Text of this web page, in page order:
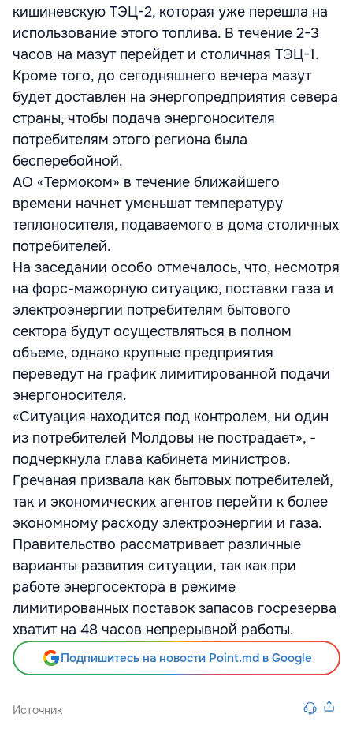
кишиневскую ТЭЦ-2, которая уже перешла на
использование этого топлива. В течение 2-3
часов на мазут перейдет и столичная ТЭЦ-1.
Кроме того, до сегодняшнего вечера мазут
будет доставлен на энергопредприятия севера
страны, чтобы подача энергоносителя
потребителям этого региона была
бесперебойной.
АО «Термоком» в течение ближайшего
времени начнет уменьшат температуру
теплоносителя, подаваемого в дома столичных
потребителей.
На заседании особо отмечалось, что, несмотря
на форс-мажорную ситуацию, поставки газа и
электроэнергии потребителям бытового
сектора будут осуществляться в полном
объеме, однако крупные предприятия
переведут на график лимитированной подачи
энергоносителя.
«Ситуация находится под контролем, ни один
из потребителей Молдовы не пострадает», -
подчеркнула глава кабинета министров.
Гречаная призвала как бытовых потребителей,
так и экономических агентов перейти к более
экономному расходу электроэнергии и газа.
Правительство рассматривает различные
варианты развития ситуации, так как при
работе энергосектора в режиме
лимитированных поставок запасов госрезерва
хватит на 48 часов непрерывной работы.
Подпишитесь на новости Point.md в Google
Источник